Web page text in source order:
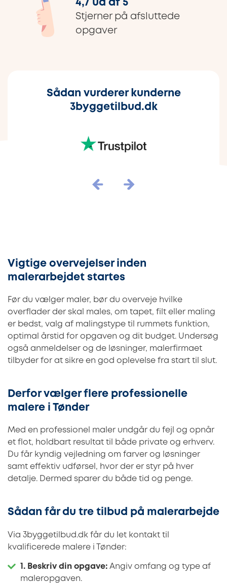
4,7 ud af 5
Stjerner på afsluttede
opgaver
Sådan vurderer kunderne
3byggetilbud.dk
Vigtige overvejelser inden
malerarbejdet startes
Før du vælger maler, bør du overveje hvilke
overflader der skal males, om tapet, filt eller maling
er bedst, valg af malingstype til rummets funktion,
optimal årstid for opgaven og dit budget. Undersøg
også anmeldelser og de løsninger, malerfirmaet
tilbyder for at sikre en god oplevelse fra start til slut.
Derfor vælger flere professionelle
malere i Tønder
Med en professionel maler undgår du fejl og opnår
et flot, holdbart resultat til både private og erhverv.
Du får kyndig vejledning om farver og løsninger
samt effektiv udførsel, hvor der er styr på hver
detalje. Dermed sparer du både tid og penge.
Sådan får du tre tilbud på malerarbejde
Via 3byggetilbud.dk får du let kontakt til
kvalificerede malere i Tønder:
1. Beskriv din opgave: Angiv omfang og type af
maleropgaven.